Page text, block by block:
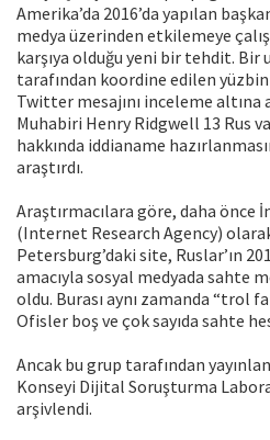
Amerika’da 2016’da yapılan
medya üzerinden etkilemeye
karşıya olduğu yeni bir tehdit. Bir
tarafından koordine edilen
Twitter mesajını inceleme altına
Muhabiri Henry Ridgwell 13 Rus
hakkında iddianame
araştırdı.
Araştırmacılara göre, daha önce
(Internet Research Agency)
Petersburg’daki site, Ruslar’ın
amacıyla sosyal medyada sahte
oldu. Burası aynı zamanda “trol
Ofisler boş ve çok sayıda sahte
Ancak bu grup tarafından
Konseyi Dijital Soruşturma
arşivlendi.